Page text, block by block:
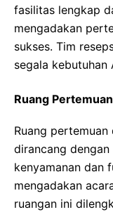
fasilitas lengkap
mengadakan
sukses. Tim
segala kebutuhan
Ruang
Ruang
dirancang
kenyamanan dan
mengadakan
ruangan ini